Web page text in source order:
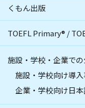
くもん出版
TOEFL Primary® /
施設・学校・企業で
施設・学校向け導
企業・学校向け日